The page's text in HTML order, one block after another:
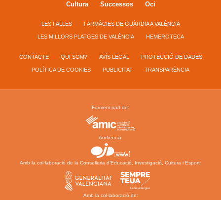
Cultura
Successos Oci
LES FALLES FARMÀCIES DE GUÀRDIA A VALÈNCIA
LES MILLORS PLATGES DE VALÈNCIA HEMEROTECA
CONTACTE QUI SOM? AVÍS LEGAL PROTECCIÓ DE DADES
POLÍTICA DE COOKIES PUBLICITAT TRANSPARÈNCIA
Formem part de:
Audiència:
Amb la col·laboració de la Conselleria d’Educació, Investigació, Cultura i Esport:
Amb la col·laboració de: